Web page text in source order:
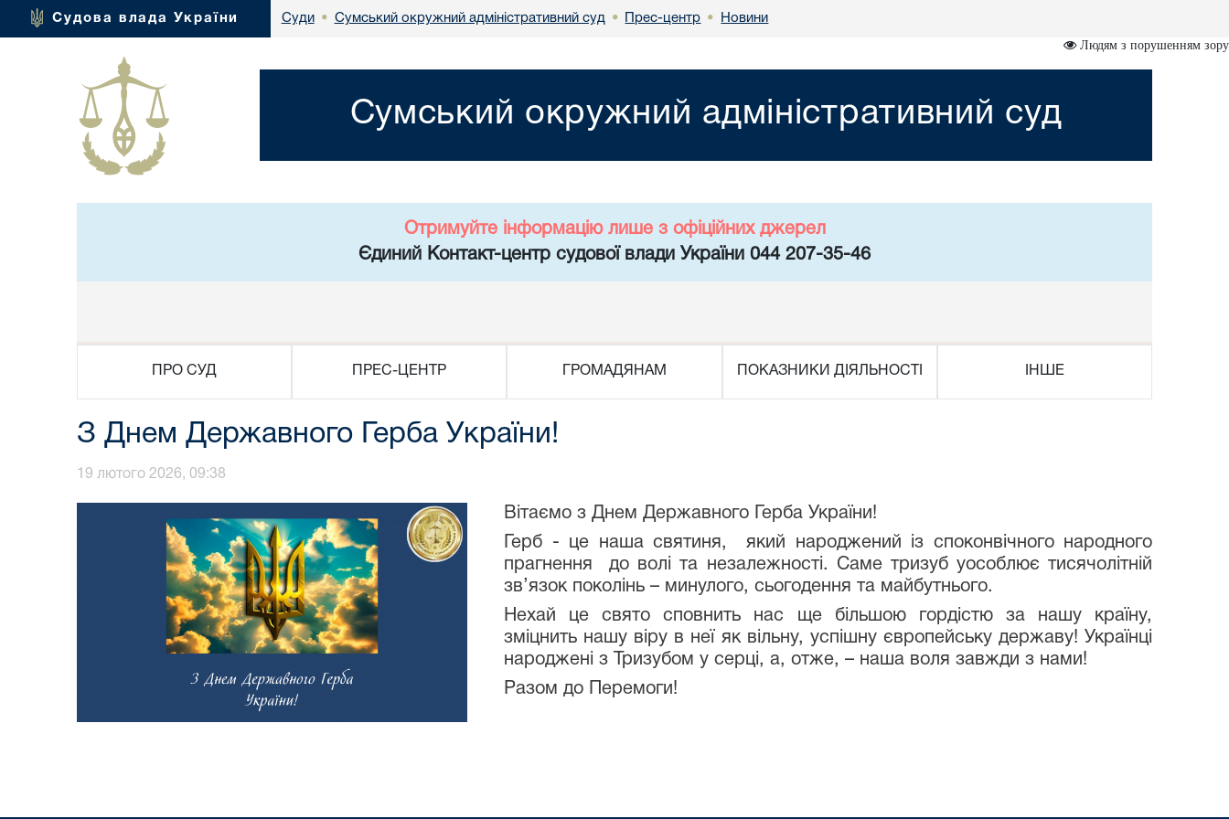
Судова влада України Суди • Сумський окружний адміністративний суд • Прес-центр • Новини
Людям з порушенням зору
Сумський окружний адміністративний суд
Отримуйте інформацію лише з офіційних джерел
Єдиний Контакт-центр судової влади України 044 207-35-46
ПРО СУД ПРЕС-ЦЕНТР ГРОМАДЯНАМ ПОКАЗНИКИ ДІЯЛЬНОСТІ ІНШЕ
З Днем Державного Герба України!
19 лютого 2026, 09:38
Вітаємо з Днем Державного Герба України!
Герб - це наша святиня, який народжений із споконвічного народного
прагнення до волі та незалежності. Саме тризуб уособлює тисячолітній
зв’язок поколінь – минулого, сьогодення та майбутнього.
Нехай це свято сповнить нас ще більшою гордістю за нашу країну,
зміцнить нашу віру в неї як вільну, успішну європейську державу! Українці
народжені з Тризубом у серці, а, отже, – наша воля завжди з нами!
Разом до Перемоги!